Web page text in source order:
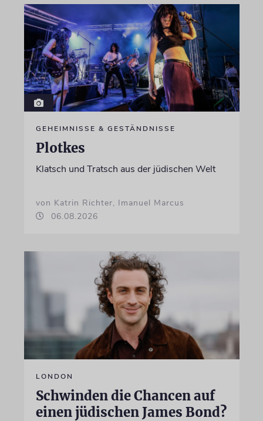
GEHEIMNISSE & GESTÄNDNISSE
Plotkes
Klatsch und Tratsch aus der jüdischen Welt
von Katrin Richter, Imanuel Marcus
06.08.2026
LONDON
Schwinden die Chancen auf
einen jüdischen James Bond?